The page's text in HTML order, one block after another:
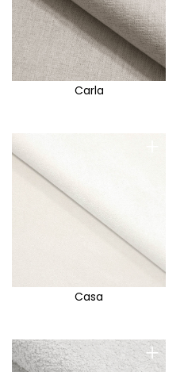
Carla
Casa
+